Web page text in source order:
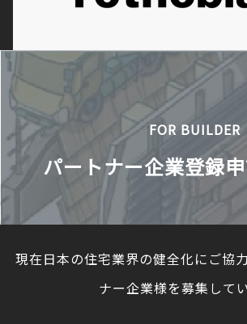
FOR BUILDER
パートナー企業登録
現在日本の住宅業界の健全化にご協
ナー企業様を募集してい